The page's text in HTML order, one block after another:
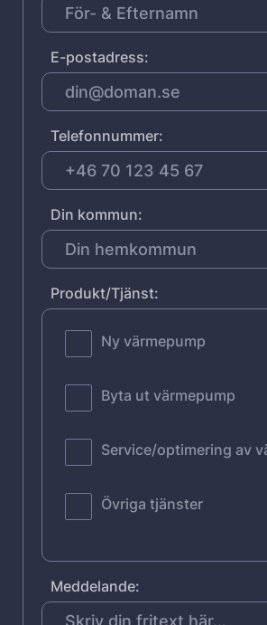
E-postadress:
Telefonnummer:
Din kommun:
Produkt/Tjänst:
Ny värmepump
Byta ut värmepump
Service/optimering av
Övriga tjänster
Meddelande: